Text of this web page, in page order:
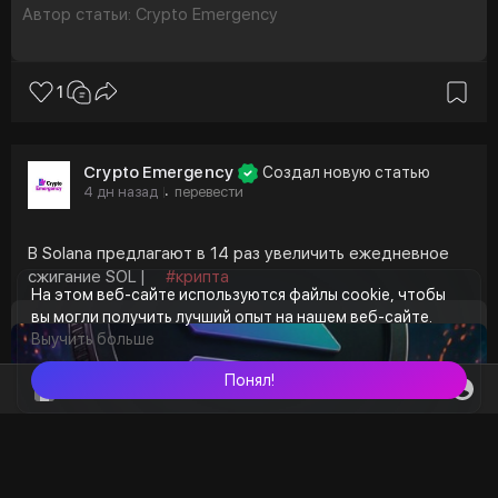
На этом веб-сайте используются файлы cookie, чтобы
вы могли получить лучший опыт на нашем веб-сайте.
Выучить больше
Понял!
✔️ Проверьте площадку перед подключением
КоинКит Лайт | Поддержка
#коинкит
#web3
Автор статьи: Crypto Emergency
1
Crypto Emergency Создал новую статью
4 дн назад · перевести
В Solana предлагают в 14 раз увеличить ежедневное
сжигание SOL |
#крипта